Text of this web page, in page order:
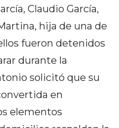
Claudio García,
hija de una de
fueron detenidos
durante la
solicitó que su
en
elementos